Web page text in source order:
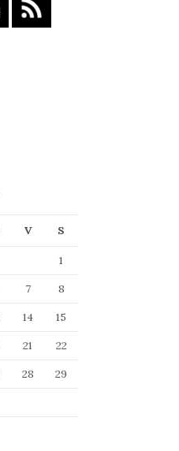
V S
1
7
8
14
15
21
22
28
29